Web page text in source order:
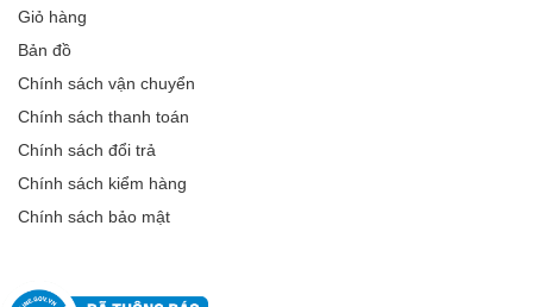
Giỏ hàng
Bản đồ
Chính sách vận chuyển
Chính sách thanh toán
Chính sách đổi trả
Chính sách kiểm hàng
Chính sách bảo mật